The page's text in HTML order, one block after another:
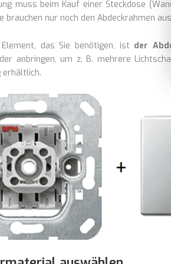
muss beim Kauf einer Steckdose
brauchen nur noch den Abdeckrahmen
das Sie benötigen, ist der
anbringen, um z. B. mehrere
erhältlich.